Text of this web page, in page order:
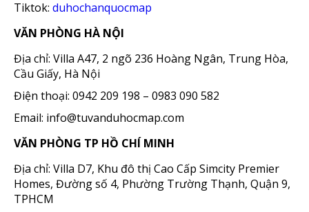
Tiktok: duhochanquocmap
VĂN PHÒNG HÀ NỘI
Địa chỉ: Villa A47, 2 ngõ 236 Hoàng Ngân, Trung Hòa,
Cầu Giấy, Hà Nội
Điện thoại: 0942 209 198 – 0983 090 582
Email: info@tuvanduhocmap.com
VĂN PHÒNG TP HỒ CHÍ MINH
Địa chỉ: Villa D7, Khu đô thị Cao Cấp Simcity Premier
Homes, Đường số 4, Phường Trường Thạnh, Quận 9,
TPHCM